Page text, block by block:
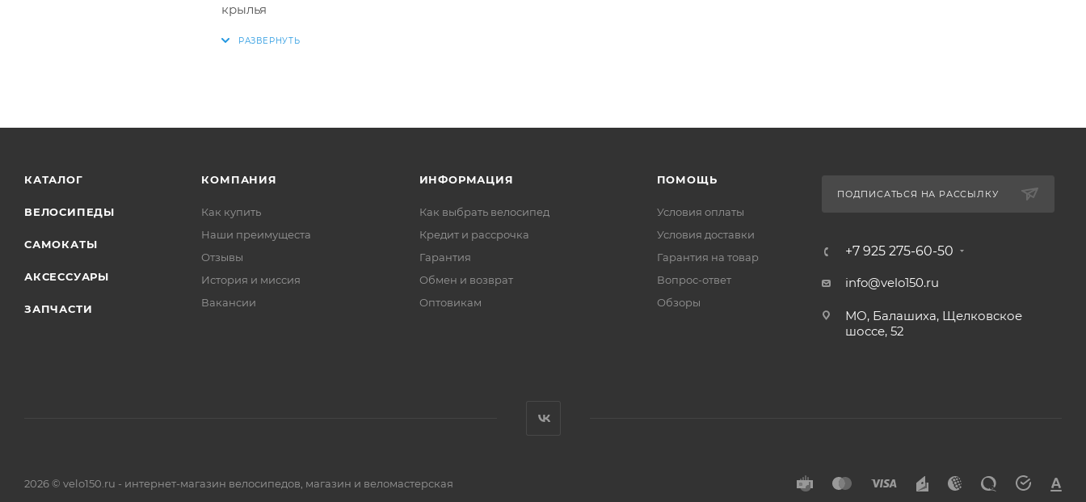
крылья
КАТАЛОГ
ВЕЛОСИПЕДЫ
САМОКАТЫ
АКСЕССУАРЫ
ЗАПЧАСТИ
КОМПАНИЯ
Как купить
Наши преимущеста
Отзывы
История и миссия
Вакансии
ИНФОРМАЦИЯ
Как выбрать велосипед
Кредит и рассрочка
Гарантия
Обмен и возврат
Оптовикам
ПОМОЩЬ
Условия оплаты
Условия доставки
Гарантия на товар
Вопрос-ответ
Обзоры
ПОДПИСАТЬСЯ НА РАССЫЛКУ
+7 925 275-60-50
info@velo150.ru
МО, Балашиха, Щелковское
шоссе, 52
2026 © velo150.ru - интернет-магазин велосипедов, магазин и веломастерская